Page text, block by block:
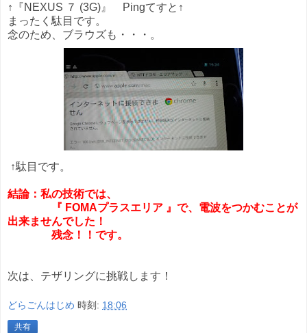
↑『NEXUS ７ (3G)』
Pingてすと↑
まったく駄目です。
念のため、ブラウズも・・・。
↑駄目です。
結論： 私の技術では、
『 FOMAプラスエリア 』で、電波をつかむことが
出来ませんでした！
残念！！です。
次は、テザリングに挑戦します！
どらごんはじめ 時刻: 18:06
共有